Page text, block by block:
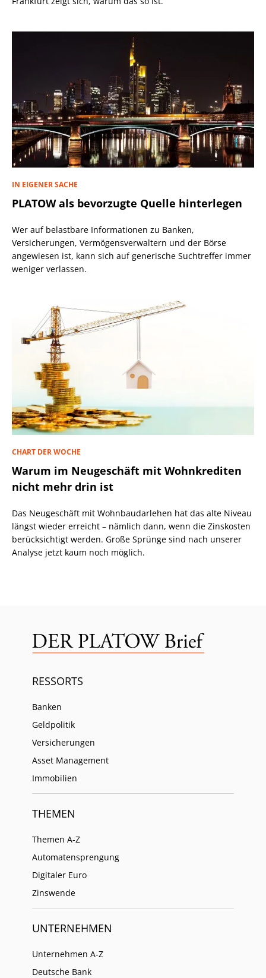
IN EIGENER SACHE
PLATOW als bevorzugte Quelle hinterlegen
Wer auf belastbare Informationen zu Banken,
Versicherungen, Vermögensverwaltern und der Börse
angewiesen ist, kann sich auf generische Suchtreffer immer
weniger verlassen.
CHART DER WOCHE
Warum im Neugeschäft mit Wohnkrediten
nicht mehr drin ist
Das Neugeschäft mit Wohnbaudarlehen hat das alte Niveau
längst wieder erreicht – nämlich dann, wenn die Zinskosten
berücksichtigt werden. Große Sprünge sind nach unserer
Analyse jetzt kaum noch möglich.
RESSORTS
Banken
Geldpolitik
Versicherungen
Asset Management
Immobilien
THEMEN
Themen A-Z
Automatensprengung
Digitaler Euro
Zinswende
UNTERNEHMEN
Unternehmen A-Z
Deutsche Bank